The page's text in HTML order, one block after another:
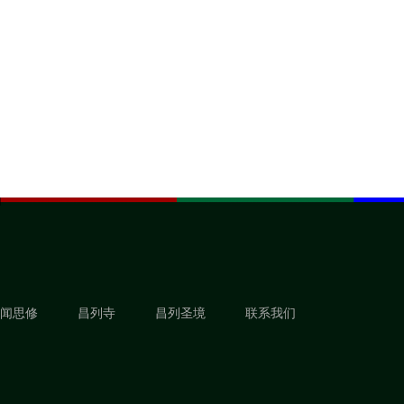
闻思修 昌列寺 昌列圣境 联系我们